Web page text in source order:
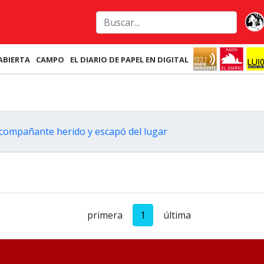
CAMPO EL DIARIO DE PAPEL EN DIGITAL
herido y escapó del lugar
primera 1 última